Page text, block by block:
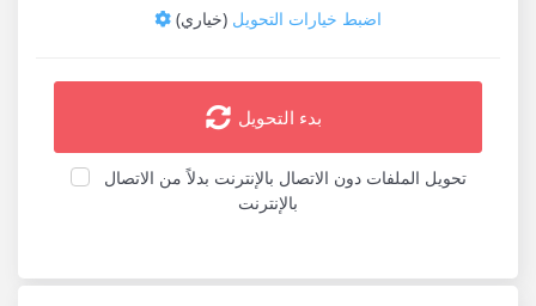
اضبط خيارات التحويل (خياري)
بدء التحويل
تحويل الملفات دون الاتصال بالإنترنت بدلاً من الاتصال
بالإنترنت